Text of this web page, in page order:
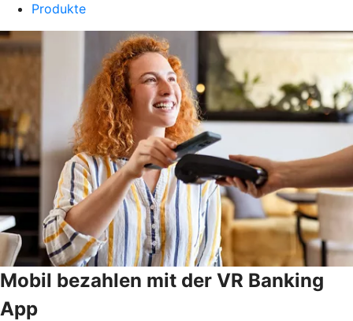
Produkte
Mobil bezahlen mit der VR Banking
App